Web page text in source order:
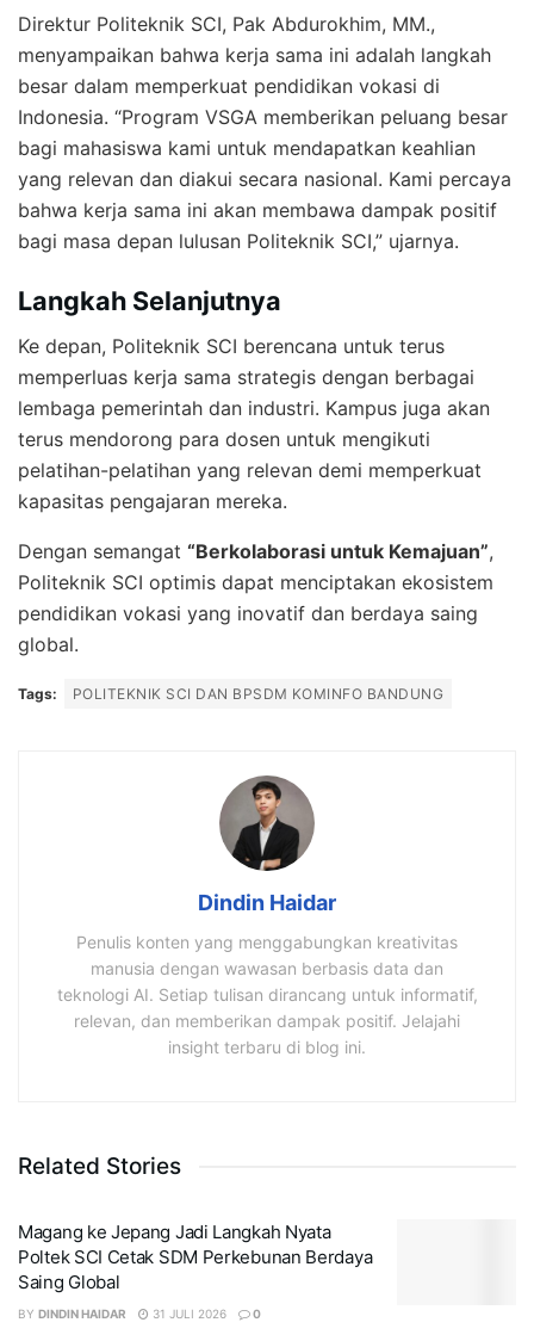
Direktur Politeknik SCI, Pak Abdurokhim, MM.,
menyampaikan bahwa kerja sama ini adalah langkah
besar dalam memperkuat pendidikan vokasi di
Indonesia. “Program VSGA memberikan peluang besar
bagi mahasiswa kami untuk mendapatkan keahlian
yang relevan dan diakui secara nasional. Kami percaya
bahwa kerja sama ini akan membawa dampak positif
bagi masa depan lulusan Politeknik SCI,” ujarnya.
Langkah Selanjutnya
Ke depan, Politeknik SCI berencana untuk terus
memperluas kerja sama strategis dengan berbagai
lembaga pemerintah dan industri. Kampus juga akan
terus mendorong para dosen untuk mengikuti
pelatihan-pelatihan yang relevan demi memperkuat
kapasitas pengajaran mereka.
Dengan semangat “Berkolaborasi untuk Kemajuan”,
Politeknik SCI optimis dapat menciptakan ekosistem
pendidikan vokasi yang inovatif dan berdaya saing
global.
Tags: POLITEKNIK SCI DAN BPSDM KOMINFO BANDUNG
Dindin Haidar
Penulis konten yang menggabungkan kreativitas
manusia dengan wawasan berbasis data dan
teknologi AI. Setiap tulisan dirancang untuk informatif,
relevan, dan memberikan dampak positif. Jelajahi
insight terbaru di blog ini.
Related Stories
Magang ke Jepang Jadi Langkah Nyata
Poltek SCI Cetak SDM Perkebunan Berdaya
Saing Global
BY DINDIN HAIDAR 31 JULI 2026 0